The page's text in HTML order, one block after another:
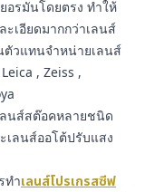
อรมันโดยตรง ทำให้
เอียดมากกว่าเลนส์
ตัวแทนจำหน่ายเลนส์
, Zeiss ,
ลนส์สต๊อคหลายชนิด
เลนส์ออโต้ปรับแสง
ทำเลนส์โปรเกรสซีฟ